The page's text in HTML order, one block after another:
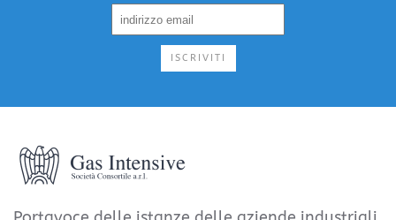
ISCRIVITI